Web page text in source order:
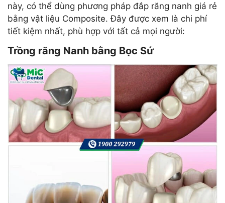
này, có thể dùng phương pháp đắp răng nanh giá rẻ
bằng vật liệu Composite. Đây được xem là chi phí
tiết kiệm nhất, phù hợp với tất cả mọi người:
Trồng răng Nanh bằng Bọc Sứ